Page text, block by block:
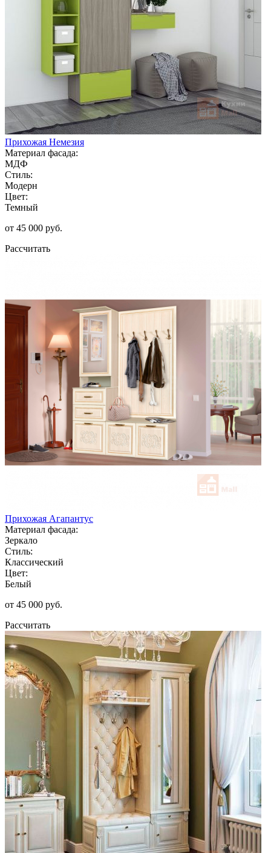
Прихожая Немезия
Материал фасада:
МДФ
Стиль:
Модерн
Цвет:
Темный
от 45 000 руб.
Рассчитать
Прихожая Агапантус
Материал фасада:
Зеркало
Стиль:
Классический
Цвет:
Белый
от 45 000 руб.
Рассчитать